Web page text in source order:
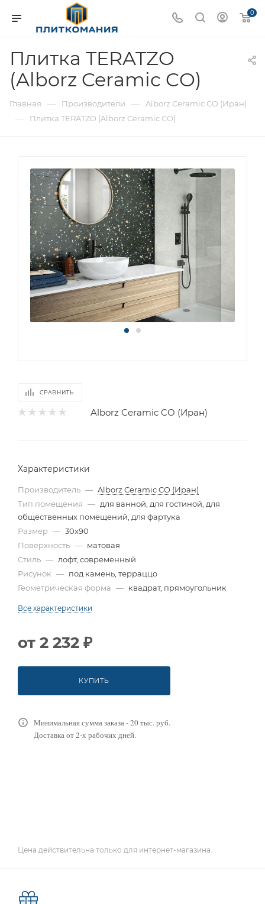
0
Плитка TERATZO
(Alborz Ceramic CO)
Главная — Производители — Alborz Ceramic CO (Иран)
— Плитка TERATZO (Alborz Ceramic CO)
СРАВНИТЬ
Alborz Ceramic CO (Иран)
Характеристики
Производитель — Alborz Ceramic CO (Иран)
Тип помещения — для ванной, для гостиной, для
общественных помещений, для фартука
Размер — 30x90
Поверхность — матовая
Стиль — лофт, современный
Рисунок — под камень, терраццо
Геометрическая форма — квадрат, прямоугольник
Все характеристики
от 2 232 ₽
КУПИТЬ
Минимальная сумма заказа - 20 тыс. руб.
Доставка от 2-х рабочих дней.
Цена действительна только для интернет-магазина.